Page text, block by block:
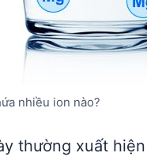
nhiều ion nào?
thường xuất hiện